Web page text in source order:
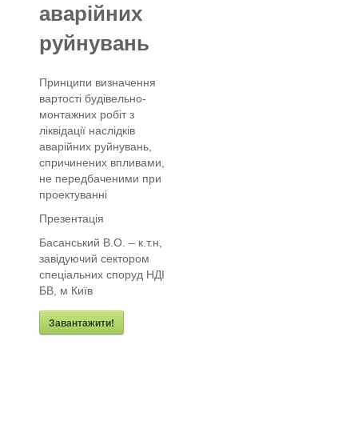
аварійних
руйнувань
Принципи визначення
вартості будівельно-
монтажних робіт з
ліквідації наслідків
аварійних руйнувань,
спричинених впливами,
не передбаченими при
проектуванні
Презентація
Басанський В.О. – к.т.н,
завідуючий сектором
спеціальних споруд НДІ
БВ, м Київ
Завантажити!